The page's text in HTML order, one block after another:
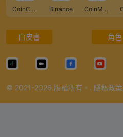
CoinCarp Binance CoinMarketCap
白皮書 角色
© 2021-2026.版權所有。. 隱私政策